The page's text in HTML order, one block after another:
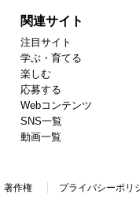
関連サイト
注目サイト
学ぶ・育てる
楽しむ
応募する
Webコンテンツ
SNS一覧
動画一覧
著作権 プライバシーポリ